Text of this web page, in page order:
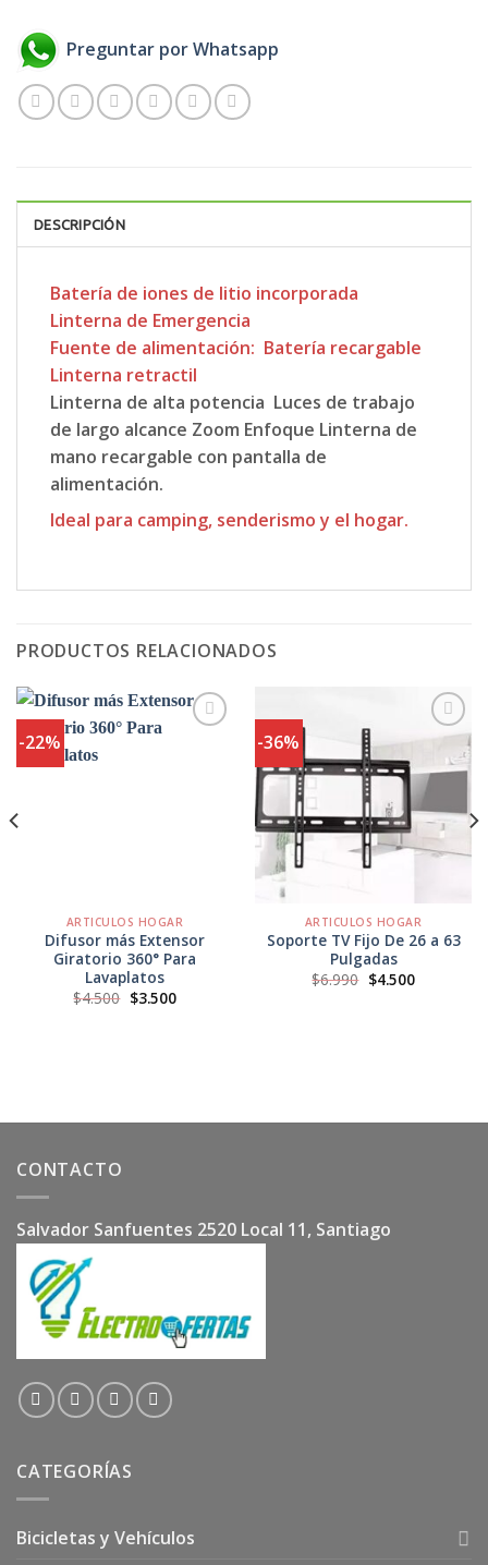
Preguntar por Whatsapp
DESCRIPCIÓN
Batería de iones de litio incorporada
Linterna de Emergencia
Fuente de alimentación: Batería recargable
Linterna retractil
Linterna de alta potencia Luces de trabajo
de largo alcance Zoom Enfoque Linterna de
mano recargable con pantalla de
alimentación.
Ideal para camping, senderismo y el hogar.
PRODUCTOS RELACIONADOS
-22%
ARTICULOS HOGAR
Difusor más Extensor
Giratorio 360° Para
Lavaplatos
$4.500 El
precio
$3.500El
precio
-36%
Agregar
Favoritos
ARTICULOS HOGAR
Soporte TV Fijo De 26 a 63
Pulgadas
$6.990 El
precio
$4.500El
precio
CONTACTO
Salvador Sanfuentes 2520 Local 11, Santiago
CATEGORÍAS
Bicicletas y Vehículos